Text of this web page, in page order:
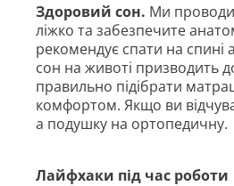
Здоровий сон. Ми
ліжко та забезпечите
рекомендує спати на спині
сон на животі призводить
правильно підібрати
комфортом. Якщо ви
а подушку на ортопедичну.
Лайфхаки під час роботи